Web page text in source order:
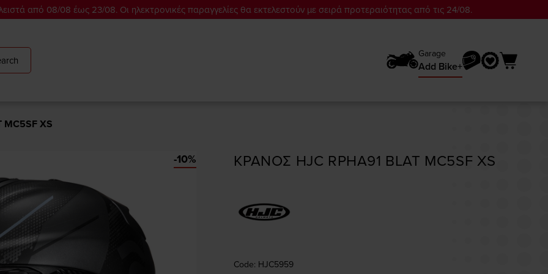
από 08/08 έως 23/08. Οι ηλεκτρονικές παραγγελίες θα εκτελεστούν με σειρά προτεραιότητας από τις 24/08.
Garage
Add Bike+
XS
-10% ΚΡΑΝΟΣ HJC RPHA91 BLAT MC5SF XS
Code: HJC5959